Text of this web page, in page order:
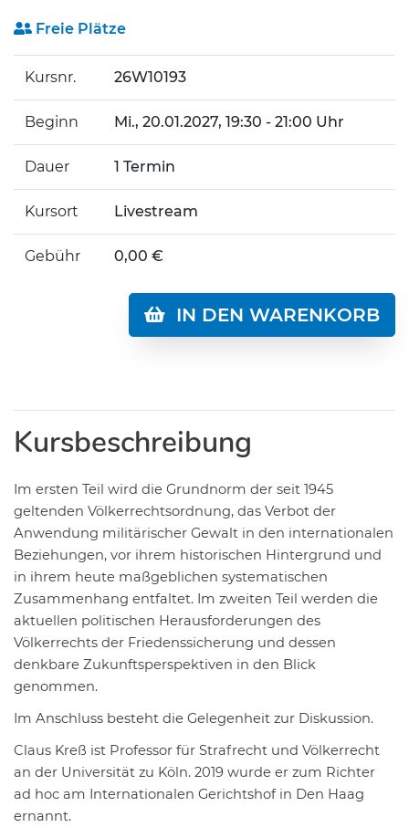
Freie Plätze
Kursnr. 26W10193
Beginn Mi., 20.01.2027, 19:30 - 21:00 Uhr
Dauer 1 Termin
Kursort Livestream
Gebühr 0,00 €
IN DEN WARENKORB
Kursbeschreibung
Im ersten Teil wird die Grundnorm der seit 1945
geltenden Völkerrechtsordnung, das Verbot der
Anwendung militärischer Gewalt in den internationalen
Beziehungen, vor ihrem historischen Hintergrund und
in ihrem heute maßgeblichen systematischen
Zusammenhang entfaltet. Im zweiten Teil werden die
aktuellen politischen Herausforderungen des
Völkerrechts der Friedenssicherung und dessen
denkbare Zukunftsperspektiven in den Blick
genommen.
Im Anschluss besteht die Gelegenheit zur Diskussion.
Claus Kreß ist Professor für Strafrecht und Völkerrecht
an der Universität zu Köln. 2019 wurde er zum Richter
ad hoc am Internationalen Gerichtshof in Den Haag
ernannt.